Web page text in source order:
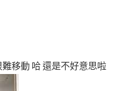
移動 哈 還是不好意思啦